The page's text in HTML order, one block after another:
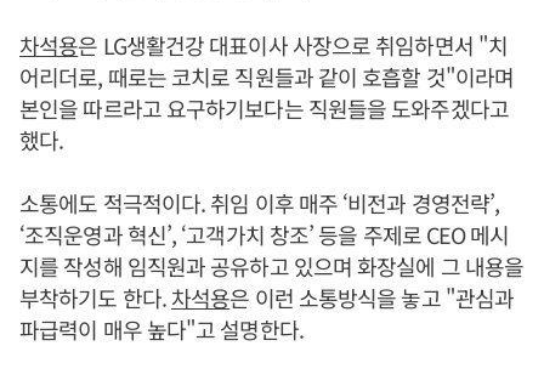
차석용은 LG생활건강 대표이사 사장으로 취임하면서 "치
어리더로, 때로는 코치로 직원들과 같이 호흡할 것"이라며
본인을 따르라고 요구하기보다는 직원들을 도와주겠다고
했다.
소통에도 적극적이다. 취임 이후 매주 ‘비전과 경영전략’,
‘조직운영과 혁신’, ‘고객가치 창조’ 등을 주제로 CEO 메시
지를 작성해 임직원과 공유하고 있으며 화장실에 그 내용을
부착하기도 한다.차석용은 이런 소통방식을 놓고 "관심과
파급력이 매우 높다"고 설명한다.